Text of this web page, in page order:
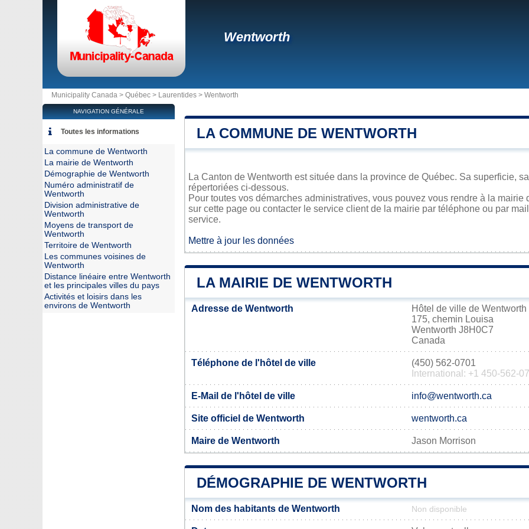
Wentworth
Municipality Canada > Québec > Laurentides > Wentworth
LA COMMUNE DE WENTWORTH
La Canton de Wentworth est située dans la province de Québec. Sa superficie,
répertoriées ci-dessous.
Pour toutes vos démarches administratives, vous pouvez vous rendre à la
sur cette page ou contacter le service client de la mairie par téléphone ou par
service.
Mettre à jour les données
LA MAIRIE DE WENTWORTH
Adresse de Wentworth
Hôtel de ville de Wentworth
175, chemin Louisa
Wentworth J8H0C7
Canada
Téléphone de l'hôtel de ville
(450) 562-0701
International: +1 450-562-
E-Mail de l'hôtel de ville info@wentworth.ca
Site officiel de Wentworth wentworth.ca
Maire de Wentworth Jason Morrison
DÉMOGRAPHIE DE WENTWORTH
Nom des habitants de Wentworth Non disponible
NAVIGATION GÉNÉRALE
Toutes les informations
La commune de Wentworth
La mairie de Wentworth
Démographie de Wentworth
Numéro administratif de
Wentworth
Division administrative de
Wentworth
Moyens de transport de
Wentworth
Territoire de Wentworth
Les communes voisines de
Wentworth
Distance linéaire entre Wentworth
et les principales villes du pays
Activités et loisirs dans les
environs de Wentworth